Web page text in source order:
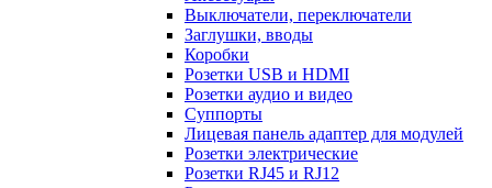
Выключатели, переключатели
Заглушки, вводы
Коробки
Розетки USB и HDMI
Розетки аудио и видео
Суппорты
Лицевая панель адаптер для модулей
Розетки электрические
Розетки RJ45 и RJ12